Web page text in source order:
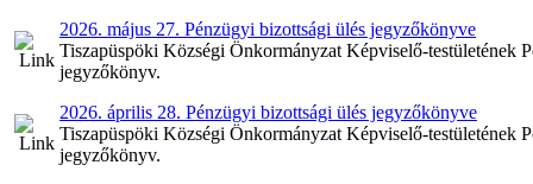
2026. május 27. Pénzügyi bizottsági ülés jegyzőkönyve
Tiszapüspöki Községi Önkormányzat Képviselő-testületének
jegyzőkönyv.
2026. április 28. Pénzügyi bizottsági ülés jegyzőkönyve
Tiszapüspöki Községi Önkormányzat Képviselő-testületének
jegyzőkönyv.